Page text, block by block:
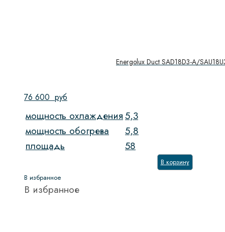
Energolux Duct SAD18D3-A/
76 600 руб
мощность охлаждения5,3
мощность обогрева
5,8
площадь
58
В корзину
В избранное
В избранное